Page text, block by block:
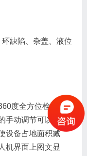
缺陷、杂盖、液位
度全方位检测。简
手动调节可以快速
设备占地面积减
机界面上图文显